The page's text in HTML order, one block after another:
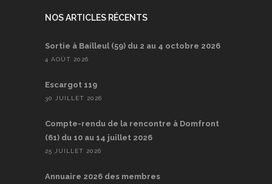
NOS ARTICLES RÉCENTS
Sortie à Bailleul (59) du 2 au 4 octobre 2026
4 AOÛT 2026
Escargot 119
30 JUILLET 2026
Compte-rendu de la rencontre à Domfront
(61) du 10 au 14 juillet 2026
25 JUILLET 2026
Annuaire 2026 des membres